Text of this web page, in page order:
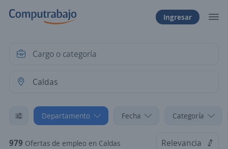
Ingresar
Departamento Fecha Categoría
979 Ofertas de empleo en Caldas Relevancia